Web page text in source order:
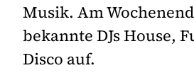
Musik. Am
bekannte DJs House,
Disco auf.